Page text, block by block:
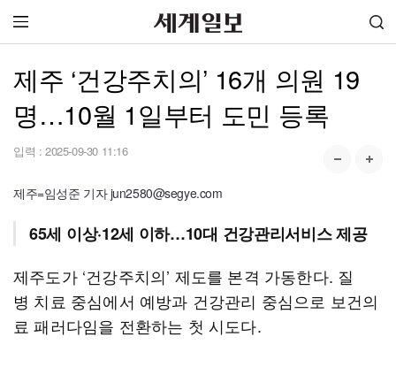
제주 ‘건강주치의’ 16개 의원 19
명…10월 1일부터 도민 등록
입력 : 2025-09-30 11:16
제주=임성준 기자 jun2580@segye.com
65세 이상·12세 이하…10대 건강관리서비스 제공
제주도가 ‘건강주치의’ 제도를 본격 가동한다. 질
병 치료 중심에서 예방과 건강관리 중심으로 보건의
료 패러다임을 전환하는 첫 시도다.